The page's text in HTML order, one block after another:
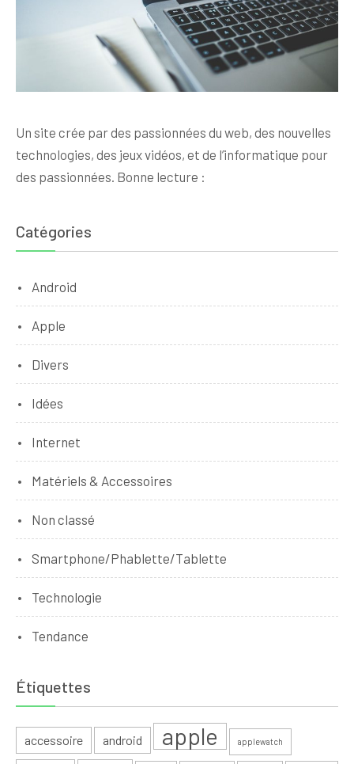
Un site crée par des passionnées du web, des nouvelles
technologies, des jeux vidéos, et de l’informatique pour
des passionnées. Bonne lecture :
Catégories
Android
Apple
Divers
Idées
Internet
Matériels & Accessoires
Non classé
Smartphone/Phablette/Tablette
Technologie
Tendance
Étiquettes
accessoire android apple applewatch